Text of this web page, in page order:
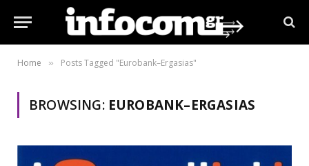
Home » Posts Tagged "Eurobank–Ergasias"
BROWSING: EUROBANK–ERGASIAS